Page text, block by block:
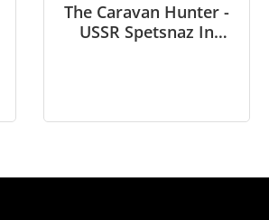
The Caravan Hunter -
USSR Spetsnaz In